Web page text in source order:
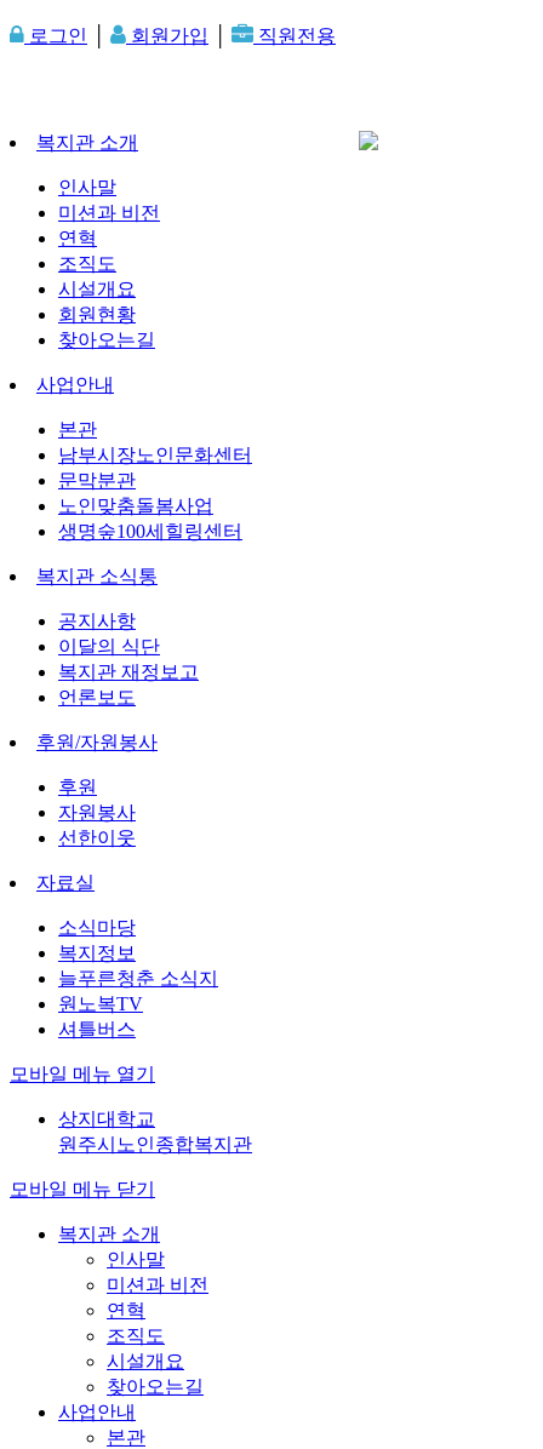
로그인 회원가입 직원전용
복지관 소개
인사말
미션과 비전
연혁
조직도
시설개요
회원현황
찾아오는길
사업안내
본관
남부시장노인문화센터
문막분관
노인맞춤돌봄사업
생명숲100세힐링센터
복지관 소식통
공지사항
이달의 식단
복지관 재정보고
언론보도
후원/자원봉사
후원
자원봉사
선한이웃
자료실
소식마당
복지정보
늘푸른청춘 소식지
원노복TV
셔틀버스
모바일 메뉴 열기
상지대학교
원주시노인종합복지관
모바일 메뉴 닫기
복지관 소개
인사말
미션과 비전
연혁
조직도
시설개요
찾아오는길
사업안내
본관